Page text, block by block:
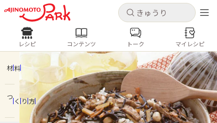
キャンセル
ログインするとレシピを保存できます
ログイン 新規登録
ホーム
キャンセル
レシピ コンテンツ
人気の食材・レシピ
きゅうり なす トマト
とうもろこし
レシピ コンテンツ トーク マイレシピ
材料
つくり方